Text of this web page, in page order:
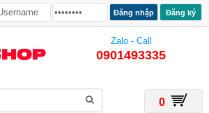
Đăng ký
Zalo - Call
0901493335
0